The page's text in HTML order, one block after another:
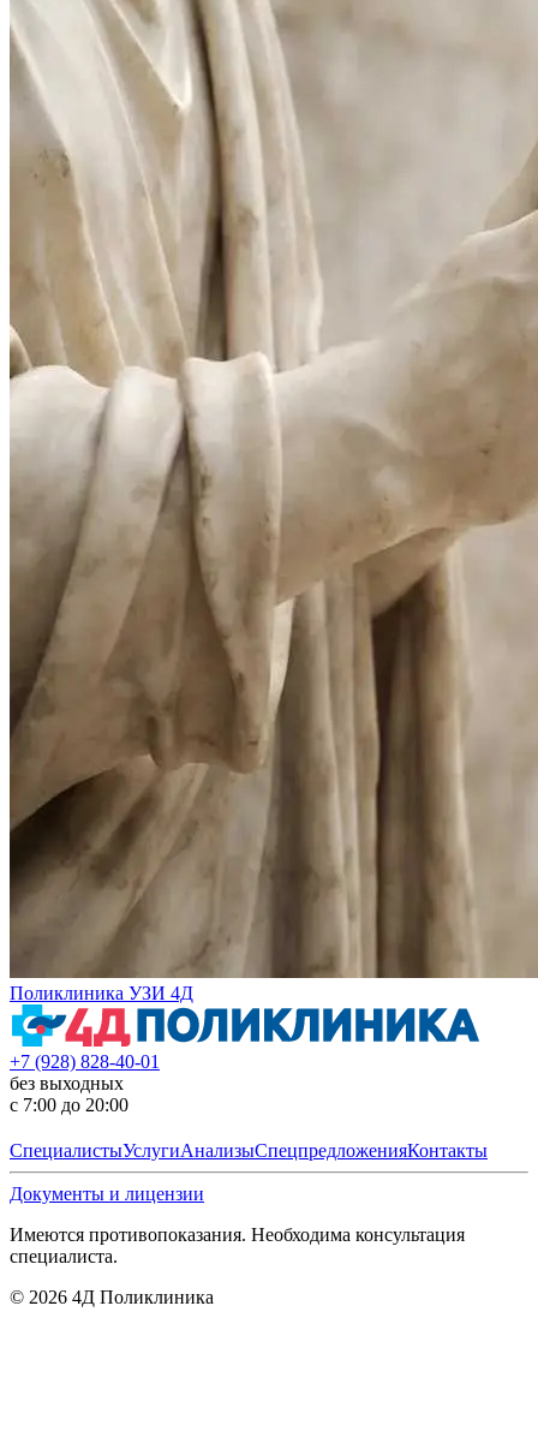
Поликлиника УЗИ 4Д
+7 (928) 828-40-01
без выходных
с 7:00 до 20:00
СпециалистыУслугиАнализыСпецпредложенияКонтакты
Документы и лицензии
Имеются противопоказания. Необходима консультация
специалиста.
© 2026 4Д Поликлиника